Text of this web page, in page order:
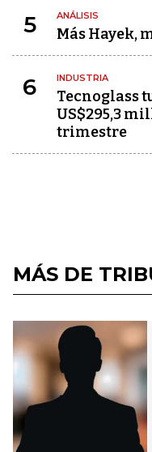
5 ANÁLISIS
Más Hayek,
6 INDUSTRIA
Tecnoglass
US$295,3
trimestre
MÁS DE